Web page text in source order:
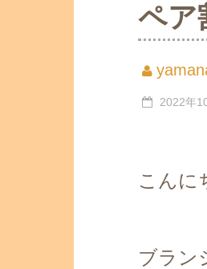
ペア
2022年
こんに
ブラン